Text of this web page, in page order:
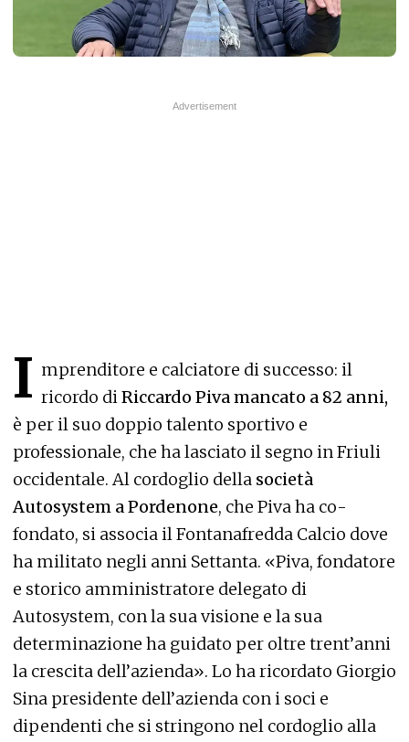
I mprenditore e calciatore di successo: il
ricordo diRiccardo Piva mancato a 82 anni,
è per il suo doppio talento sportivo e
professionale, che ha lasciato il segno in Friuli
occidentale. Al cordoglio della società
Autosystem a Pordenone, che Piva ha co-
fondato, si associa il Fontanafredda Calcio dove
ha militato negli anni Settanta. «Piva, fondatore
e storico amministratore delegato di
Autosystem, con la sua visione e la sua
determinazione ha guidato per oltre trent’anni
la crescita dell’azienda». Lo ha ricordato Giorgio
Sina presidente dell’azienda con i soci e
dipendenti che si stringono nel cordoglio alla